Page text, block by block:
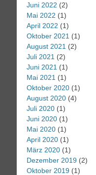
Juni 2022 (2)
Mai 2022 (1)
April 2022 (1)
Oktober 2021 (1)
August 2021 (2)
Juli 2021 (2)
Juni 2021 (1)
Mai 2021 (1)
Oktober 2020 (1)
August 2020 (4)
Juli 2020 (1)
Juni 2020 (1)
Mai 2020 (1)
April 2020 (1)
März 2020 (1)
Dezember 2019 (2)
Oktober 2019 (1)